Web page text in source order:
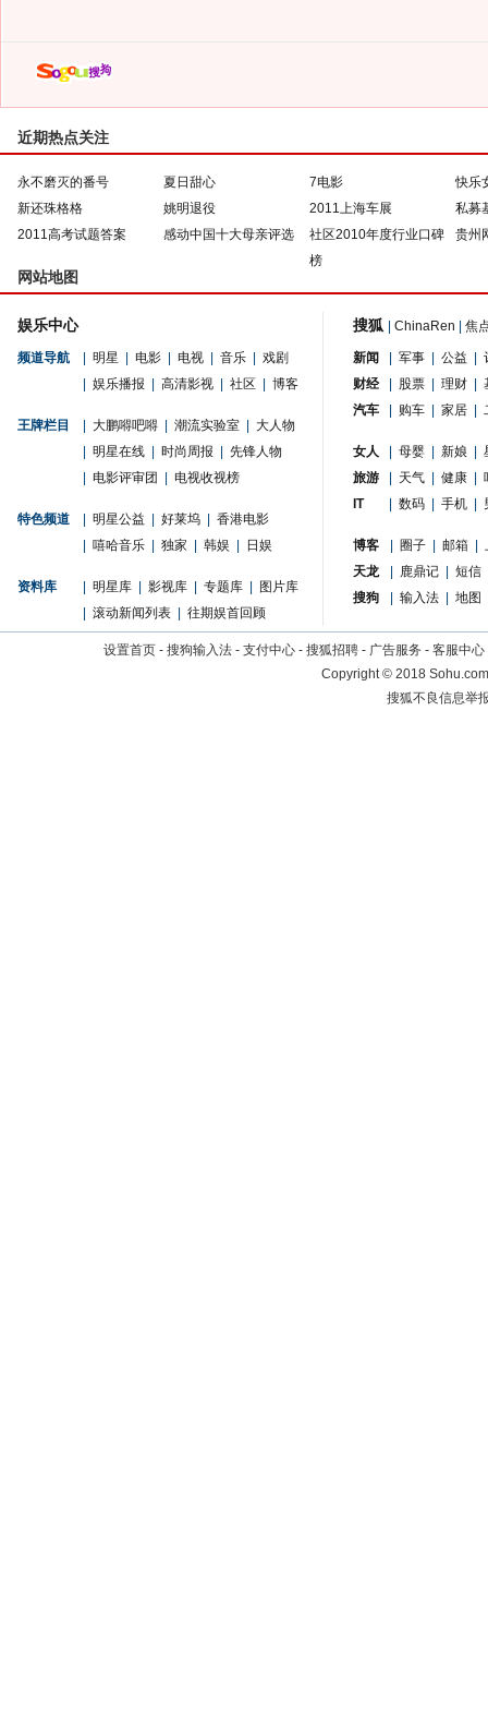
近期热点关注
永不磨灭的番号 夏日甜心 7电影
快乐
新还珠格格
姚明退役 2011上海车展
私募
2011高考试题答案
感动中国十大母亲评选
社区2010年度行业口碑
榜
贵州
网站地图
娱乐中心
频道导航 明星 电影 电视 音乐
戏剧
娱乐播报 高清影视 社区 博客
王牌栏目 大鹏嘚吧嘚 潮流实验室
大人物
明星在线 时尚周报
先锋人物
电影评审团 电视收视榜
特色频道 明星公益 好莱坞
香港电影
嘻哈音乐 独家 韩娱 日娱
资料库 明星库 影视库 专题库
图片库
滚动新闻列表 往期娱首回顾
搜狐 ChinaRen 焦
新闻 军事 公益
财经
股票 理财
汽车
购车 家居
女人 母婴 新娘
旅游
天气 健康
IT
数码 手机
博客 圈子 邮箱
天龙
鹿鼎记
短信
搜狗
输入法 地图
设置首页 - 搜狗输入法 - 支付中心 - 搜狐招聘 - 广告服务 - 客服中心
Copyright©2018
搜狐不良信息举